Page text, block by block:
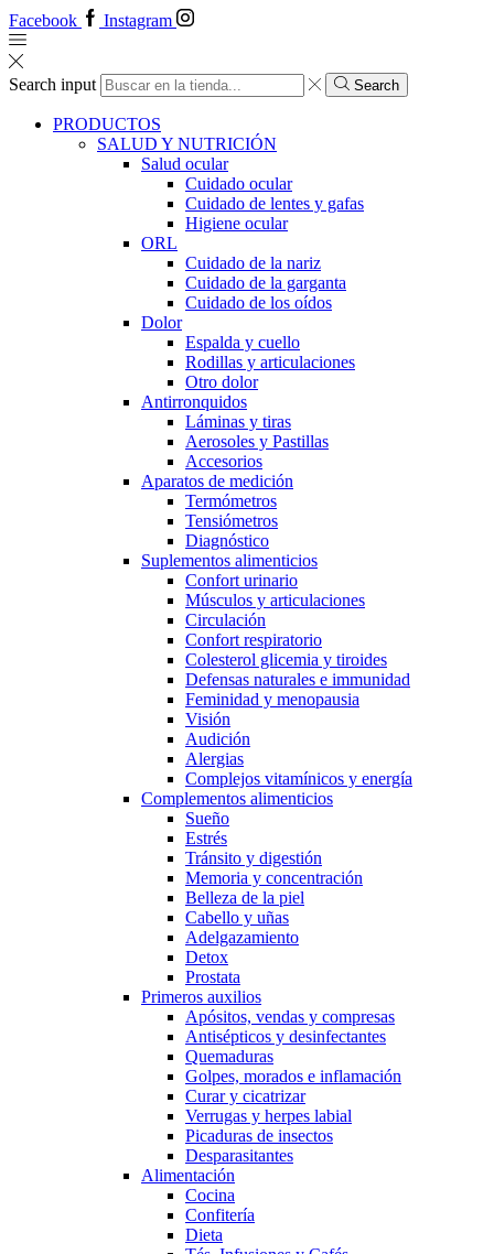
Facebook Instagram
Search input Search
PRODUCTOS
SALUD Y NUTRICIÓN
Salud ocular
Cuidado ocular
Cuidado de lentes y gafas
Higiene ocular
ORL
​​Cuidado de la nariz
​​Cuidado de la garganta
​​Cuidado de los oídos
Dolor
Espalda y cuello
Rodillas y articulaciones
Otro dolor
Antirronquidos
Láminas y tiras
Aerosoles y Pastillas
Accesorios
Aparatos de medición
Termómetros
Tensiómetros
Diagnóstico
Suplementos alimenticios
Confort urinario
Músculos y articulaciones
Circulación
Confort respiratorio
Colesterol glicemia y tiroides
Defensas naturales e immunidad
Feminidad y menopausia
Visión
Audición
Alergias
Complejos vitamínicos y energía
Complementos alimenticios
Sueño
Estrés
Tránsito y digestión
Memoria y concentración
Belleza de la piel
Cabello y uñas
Adelgazamiento
Detox
Prostata
Primeros auxilios
Apósitos, vendas y compresas
Antisépticos y desinfectantes
Quemaduras
Golpes, morados e inflamación
Curar y cicatrizar
Verrugas y herpes labial
Picaduras de insectos
Desparasitantes
Alimentación
Cocina
Confitería
Dieta